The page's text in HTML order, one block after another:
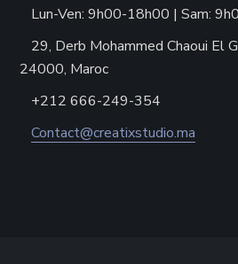
Lun-Ven: 9h00-18h00 | Sam:
29, Derb Mohammed Chaoui El
24000, Maroc
+212 666-249-354
Contact@creatixstudio.ma